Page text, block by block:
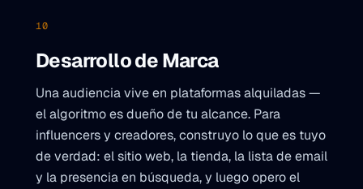
10
Desarrollo de Marca
Una audiencia vive en plataformas alquiladas —
el algoritmo es dueño de tu alcance. Para
influencers y creadores, construyo lo que es tuyo
de verdad: el sitio web, la tienda, la lista de email
y la presencia en búsqueda, y luego opero el